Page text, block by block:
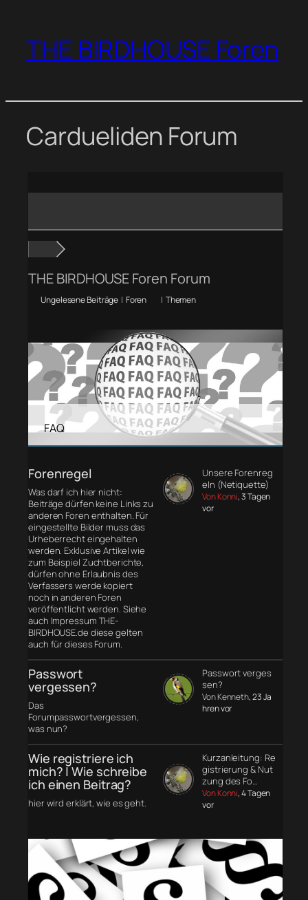
springen
THE BIRDHOUSE Foren
Cardueliden Forum
THE BIRDHOUSE Foren Forum
Ungelesene Beiträge | Foren | Themen
FAQ
Forenregel
Was darf ich hier nicht:
Beiträge dürfen keine Links zu
anderen Foren enthalten. Für
eingestellte Bilder muss das
Urheberrecht eingehalten
werden. Exklusive Artikel wie
zum Beispiel Zuchtberichte,
dürfen ohne Erlaubnis des
Verfassers werde kopiert
noch in anderen Foren
veröffentlicht werden. Siehe
auch Impressum THE-
BIRDHOUSE.de diese gelten
auch für dieses Forum.
Unsere Forenreg
eln (Netiquette)
Von Konni, 3 Tagen
vor
Passwort
vergessen?
Das
Forumpasswortvergessen,
was nun?
Passwort verges
sen?
Von Kenneth, 23 Ja
hren vor
Wie registriere ich
mich? | Wie schreibe
ich einen Beitrag?
hier wird erklärt, wie es geht.
Kurzanleitung: Re
gistrierung & Nut
zung des Fo…
Von Konni, 4 Tagen
vor